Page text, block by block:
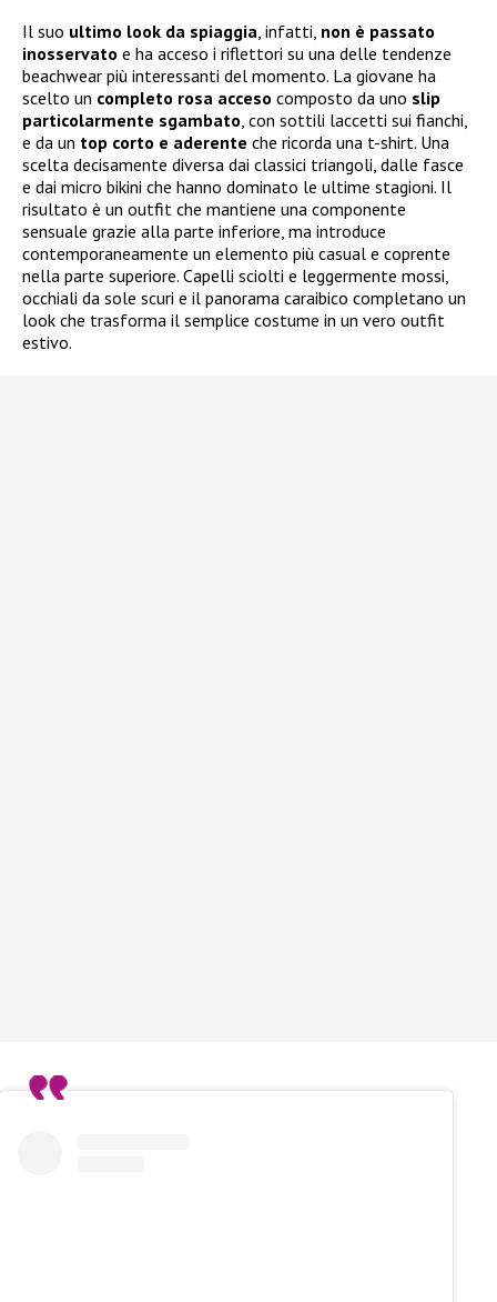
Il suo ultimo look da spiaggia, infatti, non è passato
inosservato e ha acceso i riflettori su una delle tendenze
beachwear più interessanti del momento. La giovane ha
scelto un completo rosa acceso composto da uno slip
particolarmente sgambato, con sottili laccetti sui fianchi,
e da un top corto e aderente che ricorda una t-shirt. Una
scelta decisamente diversa dai classici triangoli, dalle fasce
e dai micro bikini che hanno dominato le ultime stagioni. Il
risultato è un outfit che mantiene una componente
sensuale grazie alla parte inferiore, ma introduce
contemporaneamente un elemento più casual e coprente
nella parte superiore. Capelli sciolti e leggermente mossi,
occhiali da sole scuri e il panorama caraibico completano un
look che trasforma il semplice costume in un vero outfit
estivo.